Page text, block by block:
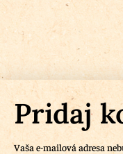
Pridaj
Vaša e-mailová adresa